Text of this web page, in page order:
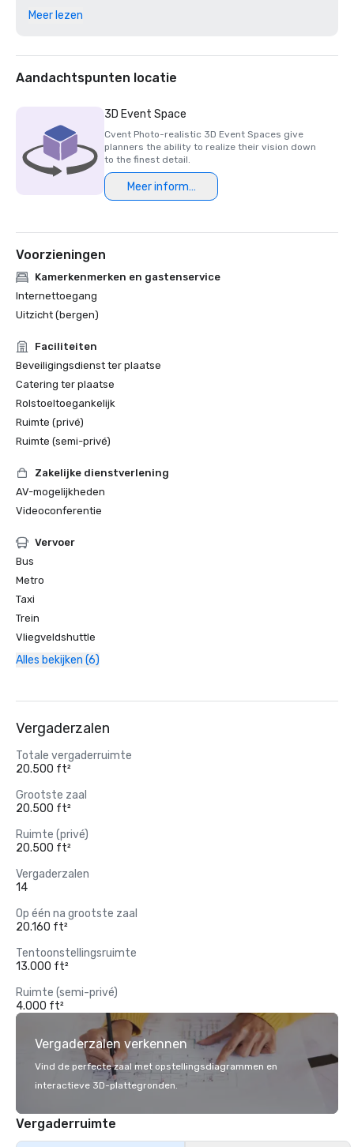
duurzame producten.
Meer lezen
Aandachtspunten locatie
3D Event Space
Cvent Photo-realistic 3D Event Spaces give
planners the ability to realize their vision down
to the finest detail.
Meer informatie
Voorzieningen
Kamerkenmerken en gastenservice
Internettoegang
Uitzicht (bergen)
Faciliteiten
Beveiligingsdienst ter plaatse
Catering ter plaatse
Rolstoeltoegankelijk
Ruimte (privé)
Ruimte (semi-privé)
Zakelijke dienstverlening
AV-mogelijkheden
Videoconferentie
Vervoer
Bus
Metro
Taxi
Trein
Vliegveldshuttle
Alles bekijken (6)
Vergaderzalen
Totale vergaderruimte
20.500 ft²
Grootste zaal
20.500 ft²
Ruimte (privé)
20.500 ft²
Vergaderzalen
14
Op één na grootste zaal
20.160 ft²
Tentoonstellingsruimte
13.000 ft²
Ruimte (semi-privé)
4.000 ft²
Vergaderzalen verkennen
Vind de perfecte zaal met opstellingsdiagrammen en
interactieve 3D-plattegronden.
Vergaderruimte